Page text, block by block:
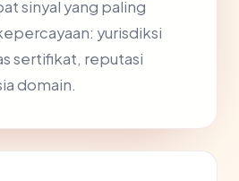
sinyal yang paling
yurisdiksi
sertifikat, reputasi
domain.